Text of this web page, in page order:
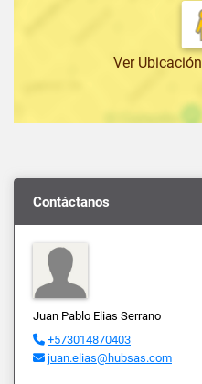
Ver Ubicación
Contáctanos
Juan Pablo Elias Serrano
+573014870403
juan.elias@hubsas.com